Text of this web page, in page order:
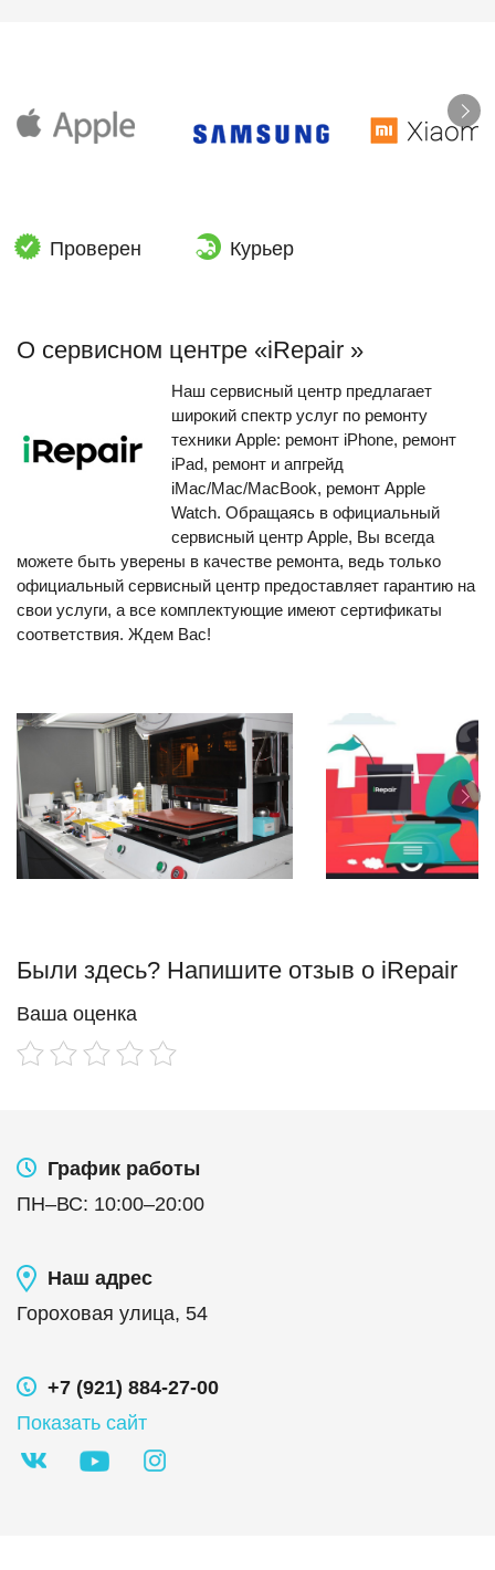
Проверен Курьер
О сервисном центре «iRepair »
Наш сервисный центр предлагает
широкий спектр услуг по ремонту
техники Apple: ремонт iPhone, ремонт
iPad, ремонт и апгрейд
iMac/Mac/MacBook, ремонт Apple
Watch. Обращаясь в официальный
сервисный центр Apple, Вы всегда
можете быть уверены в качестве ремонта, ведь только
официальный сервисный центр предоставляет гарантию на
свои услуги, а все комплектующие имеют сертификаты
соответствия. Ждем Вас!
Были здесь? Напишите отзыв о iRepair
Ваша оценка
График работы
ПН–ВС: 10:00–20:00
Наш адрес
Гороховая улица, 54
+7 (921) 884-27-00
Показать сайт